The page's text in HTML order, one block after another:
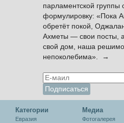
парламентской группы
формулировку: «Пока
обретёт покой,
Ахметы — свои посты,
свой дом, наша
непоколебима». →
Категории
Евразия
Медиа
Фотогалерея